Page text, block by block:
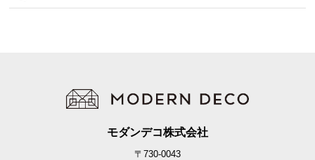
モダンデコ株式会社
〒730-0043